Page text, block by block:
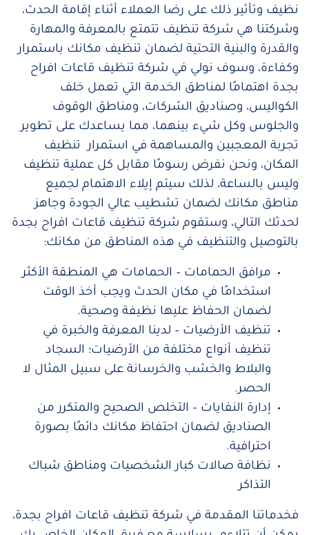
نظيف وتأثير ذلك على رضا العملاء أثناء إقامة الحدث،
وشركتنا هي شركة تنظيف تتمتع بالمعرفة والمهارة
والقدرة والبنية التحتية لضمان تنظيف مكانك باستمرار
وكفاءة، وسوف نولي في شركة تنظيف قاعات افراح
بجدة اهتمامًا لمناطق الخدمة التي تعمل خلف
الكواليس، وصناديق الشركات، ومناطق الوقوف
والجلوس وكل شيء بينهما، مما يساعدك على تطوير
تجربة المعجبين والمساهمة في استمرار تنظيف
المكان، ونحن نفرض رسومًا مقابل كل عملية تنظيف
وليس بالساعة، لذلك سيتم إيلاء الاهتمام لجميع
مناطق مكانك لضمان تشطيب عالي الجودة وجاهز
لحدثك التالي، وستقوم شركة تنظيف قاعات افراح بجدة
بالتوصيل والتنظيف في هذه المناطق من مكانك:
مرافق الحمامات – الحمامات هي المنطقة الأكثر
استخدامًا في مكان الحدث ويجب أخذ الوقت
لضمان الحفاظ عليها نظيفة وصحية.
تنظيف الأرضيات – لدينا المعرفة والخبرة في
تنظيف أنواع مختلفة من الأرضيات؛ السجاد
والبلاط والخشب والخرسانة على سبيل المثال لا
الحصر.
إدارة النفايات – التخلص الصحيح والمتكرر من
الصناديق لضمان احتفاظ مكانك دائمًا بصورة
احترافية.
نظافة صالات كبار الشخصيات ومناطق شباك
التذاكر
فخدماتنا المقدمة في شركة تنظيف قاعات افراح بجدة،